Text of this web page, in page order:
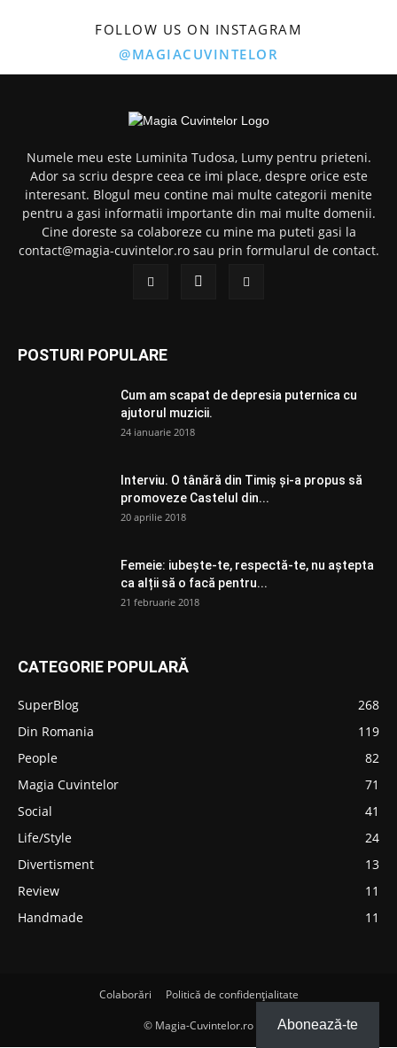
FOLLOW US ON INSTAGRAM
@MAGIACUVINTELOR
Numele meu este Luminita Tudosa, Lumy pentru prieteni.
Ador sa scriu despre ceea ce imi place, despre orice este
interesant. Blogul meu contine mai multe categorii menite
pentru a gasi informatii importante din mai multe domenii.
Cine doreste sa colaboreze cu mine ma puteti gasi la
contact@magia-cuvintelor.ro sau prin formularul de contact.
POSTURI POPULARE
Cum am scapat de depresia puternica cu
ajutorul muzicii.
24 ianuarie 2018
Interviu. O tânără din Timiș și-a propus să
promoveze Castelul din...
20 aprilie 2018
Femeie: iubește-te, respectă-te, nu aștepta
ca alții să o facă pentru...
21 februarie 2018
CATEGORIE POPULARĂ
SuperBlog
268
Din Romania
119
People
82
Magia Cuvintelor
71
Social
41
Life/Style
24
Divertisment
13
Review
11
Handmade
11
Colaborări Politică de confidențialitate
© Magia-Cuvintelor.ro Abonează-te